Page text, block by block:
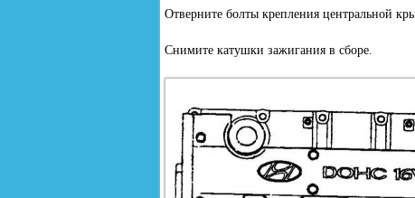
Отверните болты крепления центральной
Снимите катушки зажигания в сборе.